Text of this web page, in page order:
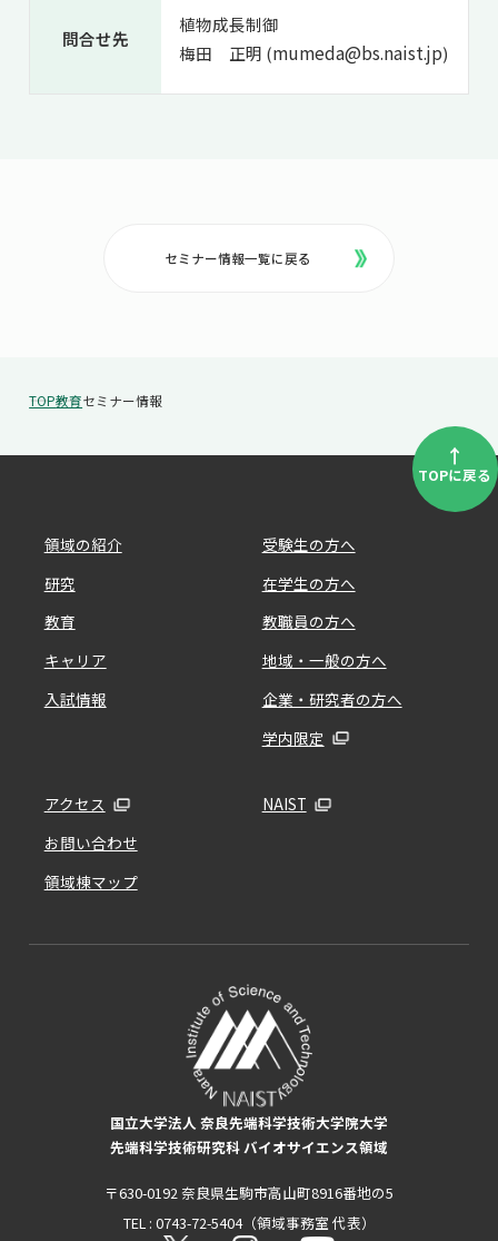
問合せ先
植物成長制御
梅田 正明 (mumeda@bs.naist.jp)
セミナー情報一覧に戻る
TOP教育セミナー情報
↑
TOPに戻る
領域の紹介
研究
教育
キャリア
入試情報
受験生の方へ
在学生の方へ
教職員の方へ
地域・一般の方へ
企業・研究者の方へ
学内限定
アクセス
お問い合わせ
領域棟マップ
NAIST
国立大学法人 奈良先端科学技術大学院大学
先端科学技術研究科 バイオサイエンス領域
〒630-0192 奈良県生駒市高山町8916番地の5
TEL : 0743-72-5404（領域事務室 代表）